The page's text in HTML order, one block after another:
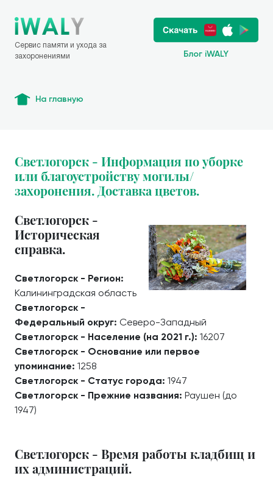
Сервис памяти и ухода за
захоронениями
Блог iWALY
На главную
Светлогорск - Информация по уборке
или благоустройству могилы/
захоронения. Доставка цветов.
Светлогорск -
Историческая
справка.
Светлогорск - Регион:
Калининградская область
Светлогорск -
Федеральный округ: Северо-Западный
Светлогорск - Население (на 2021 г.): 16207
Светлогорск - Основание или первое
упоминание: 1258
Светлогорск - Статус города: 1947
Светлогорск - Прежние названия: Раушен (до
1947)
Светлогорск - Время работы кладбищ и
их администраций.